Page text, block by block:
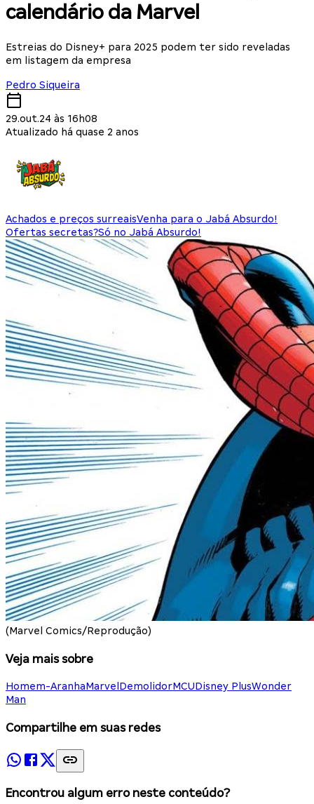
calendário da Marvel
Estreias do Disney+ para 2025 podem ter sido reveladas
em listagem da empresa
Pedro Siqueira
29.out.24 às 16h08
Atualizado há quase 2 anos
Achados e preços surreaisVenha para o Jabá Absurdo!
Ofertas secretas?Só no Jabá Absurdo!
(Marvel Comics/Reprodução)
Veja mais sobre
Homem-AranhaMarvel DemolidorMCUDisney PlusWonder
Man
Compartilhe em suas redes
Encontrou algum erro neste conteúdo?